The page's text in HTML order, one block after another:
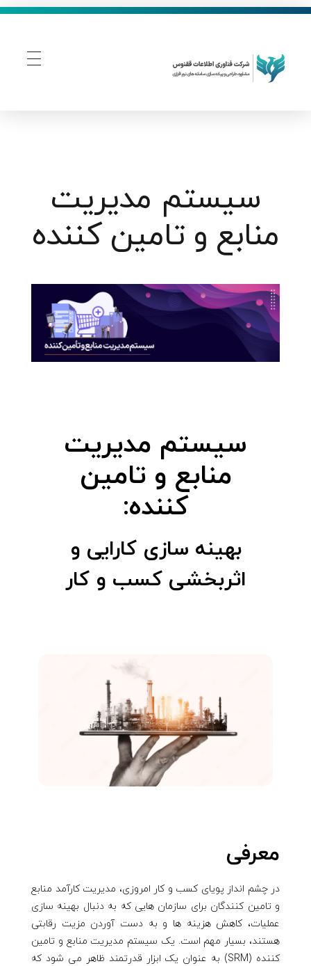
سیستم مدیریت
منابع و تامین کننده
سیستم مدیریت
منابع و تامین
کننده:
بهینه سازی کارایی و
اثربخشی کسب و کار
معرفی
در چشم انداز پویای کسب و کار امروزی، مدیریت کارآمد منابع
و تامین کنندگان برای سازمان هایی که به دنبال بهینه سازی
عملیات، کاهش هزینه ها و به دست آوردن مزیت رقابتی
هستند، بسیار مهم است. یک سیستم مدیریت منابع و تامین
کننده (SRM) به عنوان یک ابزار قدرتمند ظاهر می شود که